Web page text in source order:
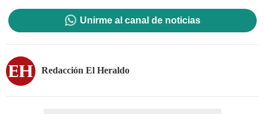
Unirme al canal de noticias
Redacción El Heraldo